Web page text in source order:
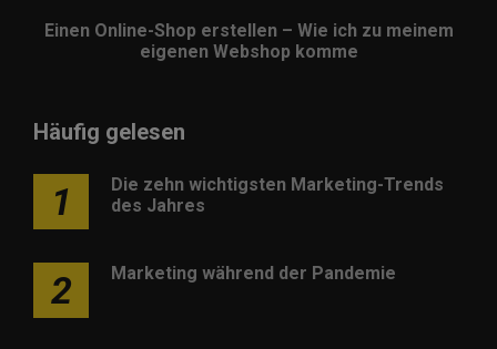
Einen Online-Shop erstellen – Wie ich zu meinem
eigenen Webshop komme
Häufig gelesen
1
Die zehn wichtigsten Marketing-Trends
des Jahres
2 Marketing während der Pandemie